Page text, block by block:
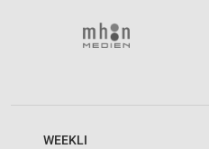
WEEKLI